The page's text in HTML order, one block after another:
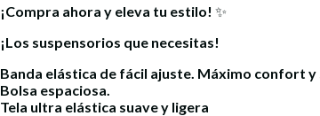
¡Compra ahora y eleva tu estilo! ✨
¡Los suspensorios que necesitas!
Banda elástica de fácil ajuste. Máximo confort
Bolsa espaciosa.
Tela ultra elástica suave y ligera